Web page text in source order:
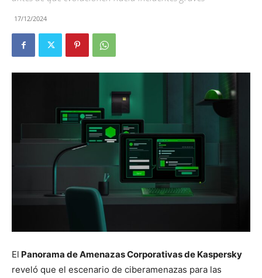
17/12/2024
El Panorama de Amenazas Corporativas de Kaspersky
reveló que el escenario de ciberamenazas para las